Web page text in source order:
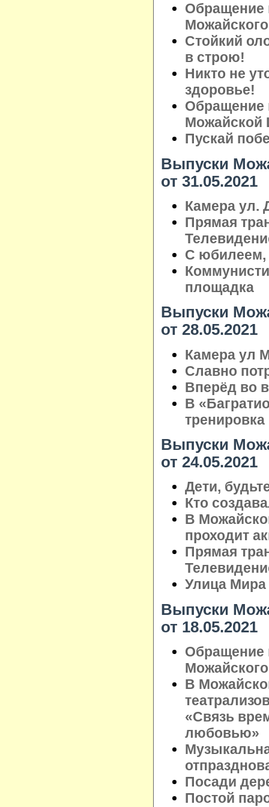
Обращение
Стойкий
в строю!
Никто не
здоровье!
Обращение
Можайской
Пускай
Выпуски
от 31.05.2021
Камера ул.
Прямая
С
площадка
Выпуски
от 28.05.2021
Камера ул
Славно
Вперёд во
В
Выпуски
от 24.05.2021
Дети,
Кто
В
проходит
Прямая
Улица Мира
Выпуски
от 18.05.2021
Обращение
В
«Связь
любовью»
Посади
Постой